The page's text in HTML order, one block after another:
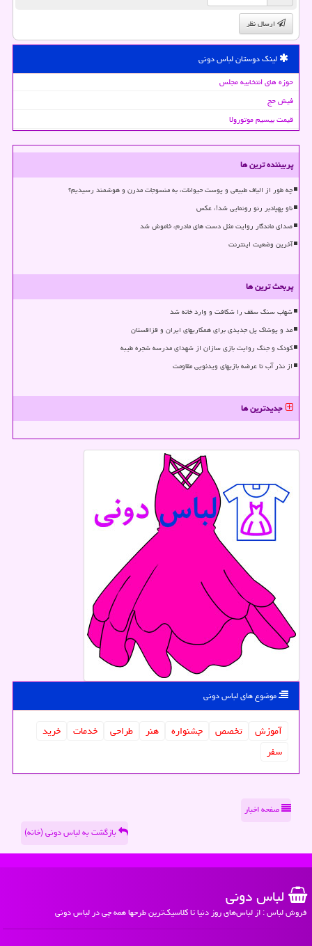
ارسال نظر
لینک دوستان لباس دونی
حوزه های انتخابیه مجلس
فیش حج
قیمت بیسیم موتورولا
پربیننده ترین ها
چه طور از الیاف طبیعی و پوست حیوانات، به منسوجات مدرن و هوشمند رسیدیم؟
ناو پهپادبر رنو رونمایی شد!، عکس
صدای ماندگار روایت مثل دست های مادرم، خاموش شد
آخرین وضعیت اینترنت
پربحث ترین ها
شهاب سنگ سقف را شکافت و وارد خانه شد
مد و پوشاک پل جدیدی برای همکاریهای ایران و قزاقستان
کودک و جنگ روایت بازی سازان از شهدای مدرسه شجره طیبه
از نذر آب تا عرضه بازیهای ویدئویی مقاومت
جدیدترین ها
موضوع های لباس دونی
آموزش تخصص جشنواره هنر طراحی خدمات
خرید
سفر
صفحه اخبار
بازگشت به لباس دونی (خانه)
لباس دونی
فروش لباس : از لباس‌های روز دنیا تا کلاسیک‌ترین طرحها همه چی در لباس دونی